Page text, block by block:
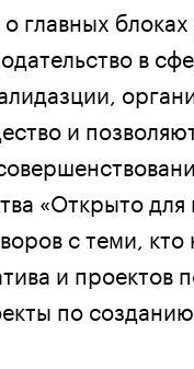
главных
в
и
«Открыто
с теми,
и проектов
по